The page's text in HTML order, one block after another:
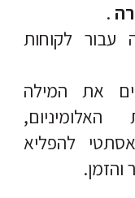
.
לקוחות
את המילה
להפליא
והזמן.